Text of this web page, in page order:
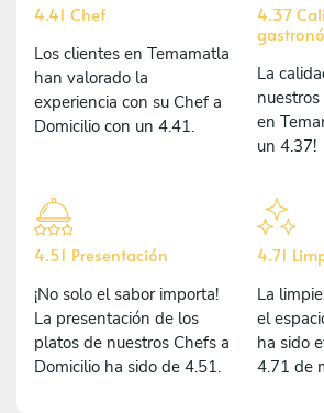
4.41 Chef
Los clientes en Temamatla
han valorado la
experiencia con su Chef a
Domicilio con un 4.41.
4.37
La
en
un 4.37!
4.51 Presentación
¡No solo el sabor importa!
La presentación de los
platos de nuestros Chefs a
Domicilio ha sido de 4.51.
4.71
La
el
ha sido
4.71 de